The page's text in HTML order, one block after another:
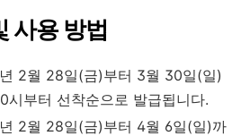
사용 방법
2월 28일(금)부터 3월 30일(일)
시부터 선착순으로 발급됩니다.
2월 28일(금)부터 4월 6일(일)까